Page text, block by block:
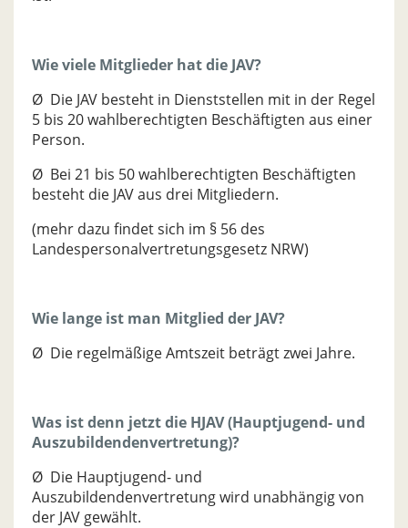
Wie viele Mitglieder hat die JAV?
Ø Die JAV besteht in Dienststellen mit in der Regel
5 bis 20 wahlberechtigten Beschäftigten aus einer
Person.
Ø Bei 21 bis 50 wahlberechtigten Beschäftigten
besteht die JAV aus drei Mitgliedern.
(mehr dazu findet sich im § 56 des
Landespersonalvertretungsgesetz NRW)
Wie lange ist man Mitglied der JAV?
Ø Die regelmäßige Amtszeit beträgt zwei Jahre.
Was ist denn jetzt die HJAV (Hauptjugend- und
Auszubildendenvertretung)?
Ø Die Hauptjugend- und
Auszubildendenvertretung wird unabhängig von
der JAV gewählt.